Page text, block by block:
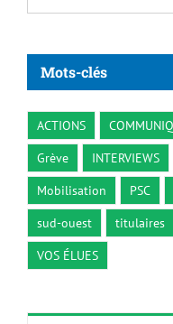
Mots-clés
ACTIONS
Grève
INTERVIEWS
Mobilisation
PSC
sud-ouest
titulaires
VOS ÉLUES